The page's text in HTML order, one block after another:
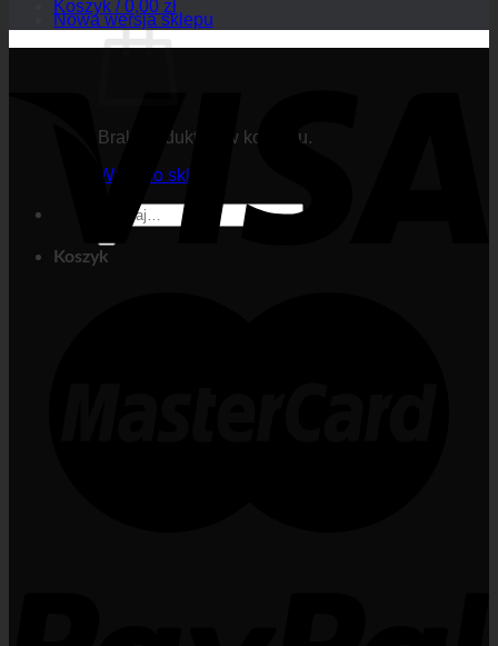
Koszyk /0,00 zł
Brak produktów w koszyku.
Wróć do sklepu
Szukaj:
Koszyk
Nowa wersja sklepu